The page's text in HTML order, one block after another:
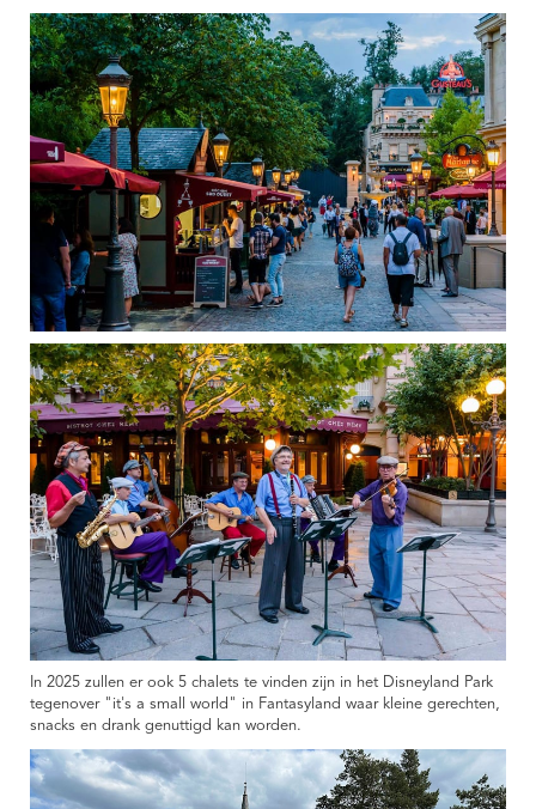
In 2025 zullen er ook 5 chalets te vinden zijn in het Disneyland Park
tegenover "it's a small world" in Fantasyland waar kleine gerechten,
snacks en drank genuttigd kan worden.